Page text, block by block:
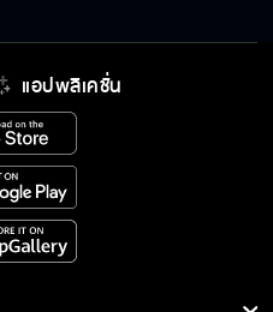
ยอดนักสู้ EP.22
ยอดนักสู้ EP.23
แอปพลิเคชั่น